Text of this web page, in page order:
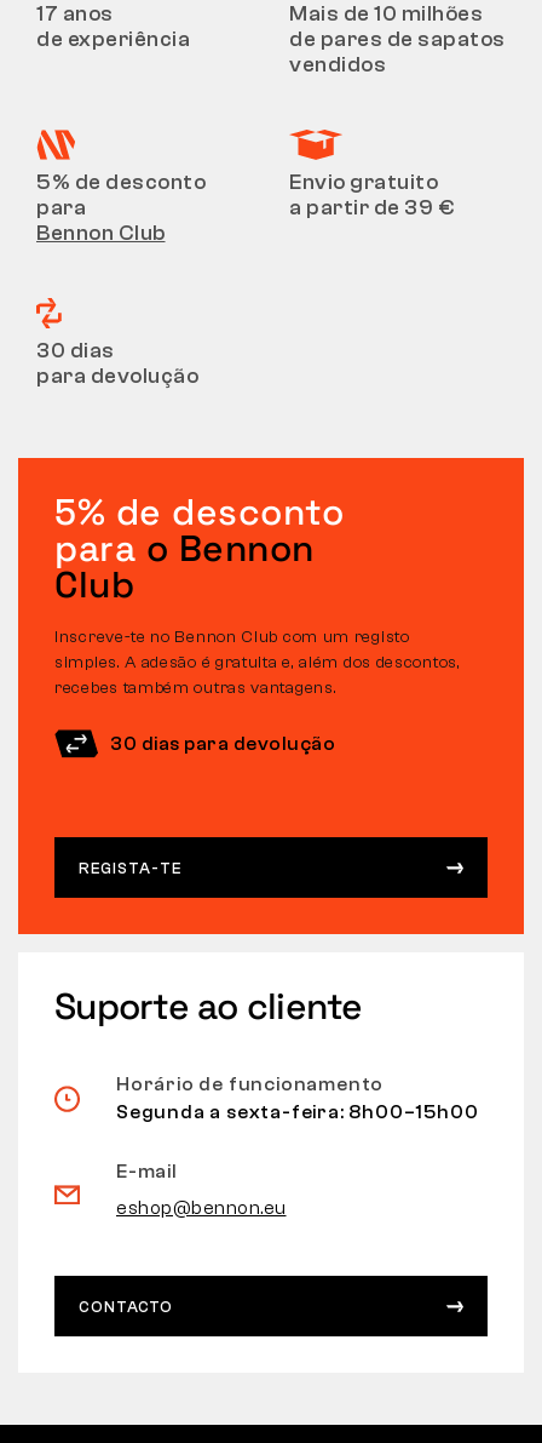
17 anos
de experiência
Mais de 10 milhões
de pares de sapatos
vendidos
5% de desconto
para
Bennon Club
Envio gratuito
a partir de 39 €
30 dias
para devolução
5% de desconto
para o Bennon
Club
Inscreve-te no Bennon Club com um registo
simples. A adesão é gratuita e, além dos descontos,
recebes também outras vantagens.
30 dias para devolução
REGISTA-TE
Suporte ao cliente
Horário de funcionamento
Segunda a sexta-feira: 8h00–15h00
E-mail
eshop@bennon.eu
CONTACTO